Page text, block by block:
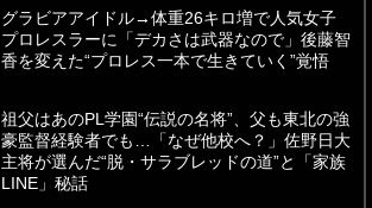
グラビアアイドル→体重26キロ増で人気女子
プロレスラーに「デカさは武器なので」後藤智
香を変えた“プロレス一本で生きていく”覚悟
祖父はあのPL学園“伝説の名将”、父も東北の強
豪監督経験者でも…「なぜ他校へ？」佐野日大
主将が選んだ“脱・サラブレッドの道”と「家族
LINE」秘話